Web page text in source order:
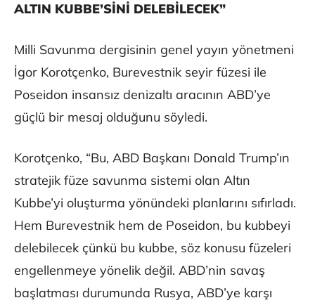
ALTIN KUBBE’SİNİ DELEBİLECEK”
Milli Savunma dergisinin genel yayın yönetmeni
İgor Korotçenko, Burevestnik seyir füzesi ile
Poseidon insansız denizaltı aracının ABD’ye
güçlü bir mesaj olduğunu söyledi.
Korotçenko, “Bu, ABD Başkanı Donald Trump’ın
stratejik füze savunma sistemi olan Altın
Kubbe’yi oluşturma yönündeki planlarını sıfırladı.
Hem Burevestnik hem de Poseidon, bu kubbeyi
delebilecek çünkü bu kubbe, söz konusu füzeleri
engellenmeye yönelik değil. ABD’nin savaş
başlatması durumunda Rusya, ABD’ye karşı